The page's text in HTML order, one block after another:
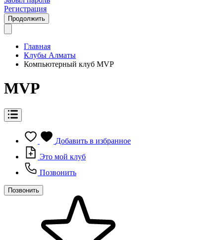
Регистрация
Продолжить
Главная
Клубы Алматы
Компьютерный клуб MVP
MVP
Добавить в избранное
Это мой клуб
Позвонить
Позвонить